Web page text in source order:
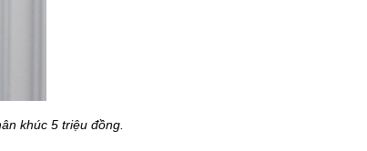
khúc 5 triệu đồng.